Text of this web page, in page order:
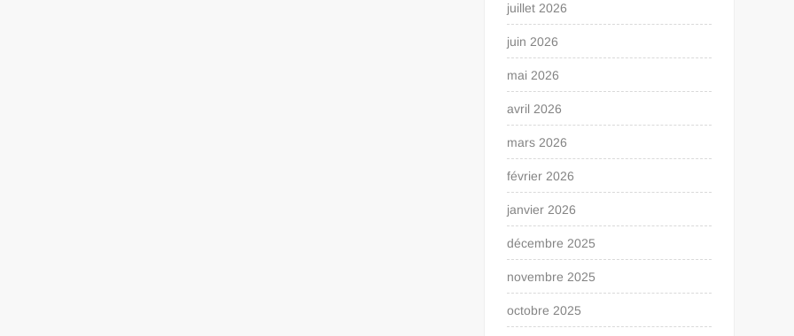
juillet 2026
juin 2026
mai 2026
avril 2026
mars 2026
février 2026
janvier 2026
décembre 2025
novembre 2025
octobre 2025